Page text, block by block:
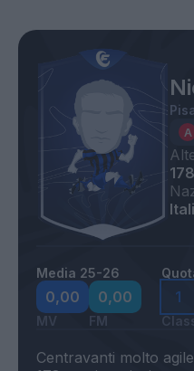
Media 25-26
0,00
MV
0,00
FM
1
Centravanti molto